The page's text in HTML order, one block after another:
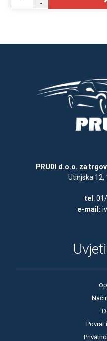
-
PRUDI d.o.o. za
Utinjska 12,
tel :
e-mail:
Povrat